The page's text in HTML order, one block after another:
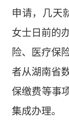
申请，几天
女士日前的
险、医疗保
者从湖南省
保缴费等事
集成办理。